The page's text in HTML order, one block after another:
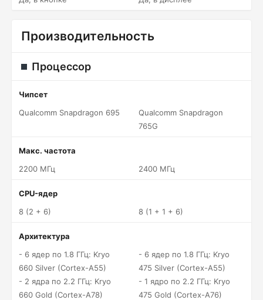
Производительность
Процессор
Чипсет
Qualcomm Snapdragon 695
Qualcomm Snapdragon
765G
Макс. частота
2200 МГц
2400 МГц
CPU-ядер
8 (2 + 6)
8 (1 + 1 + 6)
Архитектура
- 6 ядер по 1.8 ГГц: Kryo
660 Silver (Cortex-A55)
- 2 ядра по 2.2 ГГц: Kryo
660 Gold (Cortex-A78)
- 6 ядер по 1.8 ГГц: Kryo
475 Silver (Cortex-A55)
- 1 ядро по 2.2 ГГц: Kryo
475 Gold (Cortex-A76)